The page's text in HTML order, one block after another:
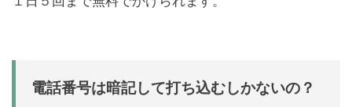
電話番号は暗記して打ち込むしかないの？